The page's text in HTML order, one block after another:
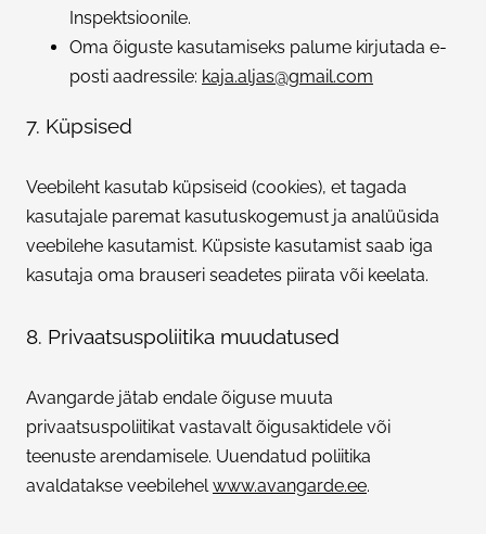
Inspektsioonile.
Oma õiguste kasutamiseks palume kirjutada e-
posti aadressile: kaja.aljas@gmail.com
7. Küpsised
Veebileht kasutab küpsiseid (cookies), et tagada
kasutajale paremat kasutuskogemust ja analüüsida
veebilehe kasutamist. Küpsiste kasutamist saab iga
kasutaja oma brauseri seadetes piirata või keelata.
8. Privaatsuspoliitika muudatused
Avangarde jätab endale õiguse muuta
privaatsuspoliitikat vastavalt õigusaktidele või
teenuste arendamisele. Uuendatud poliitika
avaldatakse veebilehelwww.avangarde.ee.